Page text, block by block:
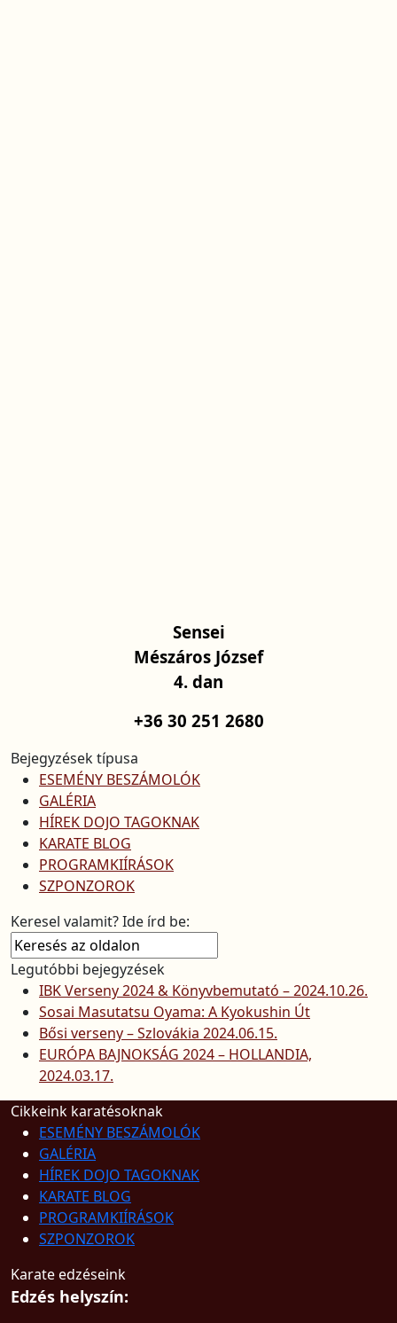
Sensei
Mészáros József
4. dan
+36 30 251 2680
Bejegyzések típusa
ESEMÉNY BESZÁMOLÓK
GALÉRIA
HÍREK DOJO TAGOKNAK
KARATE BLOG
PROGRAMKIÍRÁSOK
SZPONZOROK
Keresel valamit? Ide írd be:
Legutóbbi bejegyzések
IBK Verseny 2024 & Könyvbemutató – 2024.10.26.
Sosai Masutatsu Oyama: A Kyokushin Út
Bősi verseny – Szlovákia 2024.06.15.
EURÓPA BAJNOKSÁG 2024 – HOLLANDIA,
2024.03.17.
Cikkeink karatésoknak
ESEMÉNY BESZÁMOLÓK
GALÉRIA
HÍREK DOJO TAGOKNAK
KARATE BLOG
PROGRAMKIÍRÁSOK
SZPONZOROK
Karate edzéseink
Edzés helyszín: